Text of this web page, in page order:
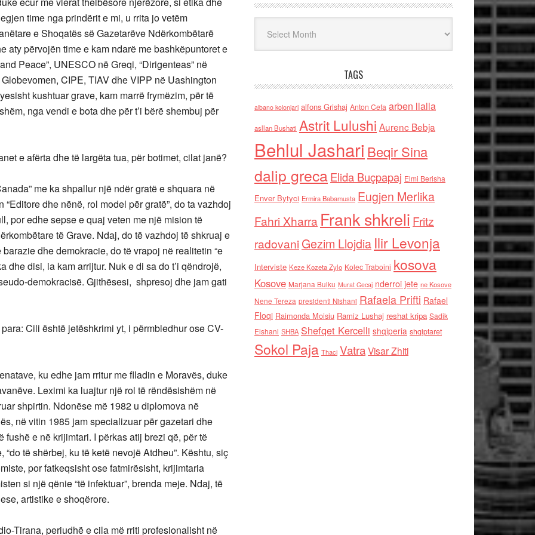
time nga prindërit e mi, u rrita jo vetëm
e Shoqatës së Gazetarëve Ndërkombëtarë
aty përvojën time e kam ndarë me bashkëpuntoret e
Peace”, UNESCO në Greqi, “Dirigenteas” në
CIPE, TIAV dhe VIPP në Uashington
kushtuar grave, kam marrë frymëzim, për të
nga vendi e bota dhe për t’i bërë shembuj për
e afërta dhe të largëta tua, për botimet, cilat janë?
me ka shpallur një ndër gratë e shquara në
“Editore dhe nënë, rol model për gratë”, do ta vazhdoj
por edhe sepse e quaj veten me një mision të
të Grave. Ndaj, do të vazhdoj të shkruaj e
dhe demokracie, do të vrapoj në realitetin “e
dhe disi, ia kam arrijtur. Nuk e di sa do t’i qëndrojë,
demokracisë. Gjithësesi, shpresoj dhe jam gati
Cili është jetëshkrimi yt, i përmbledhur ose CV-
ku edhe jam rritur me flladin e Moravës, duke
Leximi ka luajtur një rol të rëndësishëm në
shpirtin. Ndonëse më 1982 u diplomova në
në vitin 1985 jam specializuar për gazetari dhe
e në krijimtari. I përkas atij brezi që, për të
të shërbej, ku të ketë nevojë Atdheu”. Kështu, siç
por fatkeqsisht ose fatmirësisht, krijimtaria
si një qënie “të infektuar”, brenda meje. Ndaj, të
artistike e shoqërore.
Tirana, periudhë e cila më rriti profesionalisht në
TAGS
albano kolonjari alfons Grishaj Anton Cefa arben llalla
asllan Bushati Astrit Lulushi Aurenc Bebja
Behlul Jashari Beqir Sina
dalip grecaElida Buçpapaj Elmi Berisha
Enver Bytyci Ermira Babamusta Eugjen Merlika
Fahri Xharra Frank shkreli Fritz
radovaniGezim Llojdia Ilir Levonja
Interviste Keze Kozeta Zylo Kolec Traboini kosova
Kosove Marjana Bulku Murat Gecaj nderroi jete ne Kosove
Nene Tereza presidenti Nishani Rafaela Prifti Rafael
Floqi Raimonda Moisiu Ramiz Lushaj reshat kripa Sadik
Elshani SHBA Shefqet Kercelli shqiperia shqiptaret
Sokol Paja Thaci VatraVisar Zhiti